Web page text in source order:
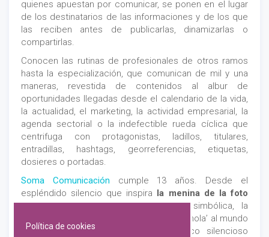
quienes apuestan por comunicar, se ponen en el lugar
de los destinatarios de las informaciones y de los que
las reciben antes de publicarlas, dinamizarlas o
compartirlas.
Conocen las rutinas de profesionales de otros ramos
hasta la especialización, que comunican de mil y una
maneras, revestida de contenidos al albur de
oportunidades llegadas desde el calendario de la vida,
la actualidad, el marketing, la actividad empresarial, la
agenda sectorial o la indefectible rueda cíclica que
centrifuga con protagonistas, ladillos, titulares,
entradillas, hashtags, georreferencias, etiquetas,
dosieres o portadas.
Soma Comunicación cumple 13 años. Desde el
espléndido silencio que inspira la menina de la foto
que ilustra el post. Una instantánea simbólica, la
primera que utilizó la agencia para decir ‘hola’ al mundo
aquel7 de julio de 2008
. Un pellizco silencioso
Política de cookies